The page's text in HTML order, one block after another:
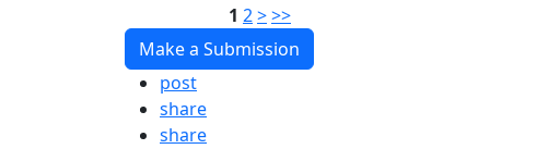
1 2>>>
Make a Submission
post
share
share